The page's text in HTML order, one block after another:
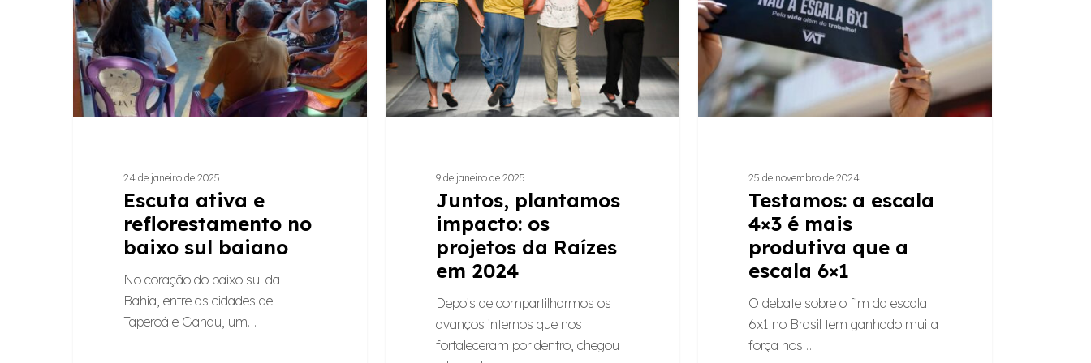
no
baixo
sul
baiano
24 de janeiro de 2025
Escuta ativa e
reflorestamento no
baixo sul baiano
No coração do baixo sul da
Bahia, entre as cidades de
Taperoá e Gandu, um…
projetos
da
Raízes
em
2024
9 de janeiro de 2025
Juntos, plantamos
impacto: os
projetos da Raízes
em 2024
Depois de compartilharmos os
avanços internos que nos
fortaleceram por dentro, chegou
é
mais
produtiva
que
a
escala
25 de novembro de 2024
Testamos: a escala
4×3 é mais
produtiva que a
escala 6×1
O debate sobre o fim da escala
6x1 no Brasil tem ganhado muita
força nos…